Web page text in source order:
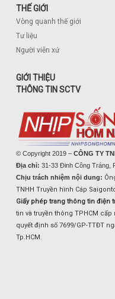
THẾ GIỚI
Vòng quanh thế giới
Tư liệu
Người viễn xứ
GIỚI THIỆU
THÔNG TIN SCTV
© Copyright 2019 – CÔNG TY
Địa chỉ: 31-33 Đinh Công Tráng,
Chịu trách nhiệm nội dung:
TNHH Truyền hình Cáp
Giấy phép trang thông tin điện
tin và truyền thông TPHCM
quyết định số 7699/GP-TTĐT
Tp.HCM.